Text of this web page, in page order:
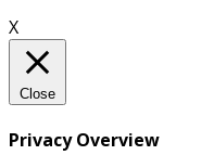
X
Close
Privacy Overview